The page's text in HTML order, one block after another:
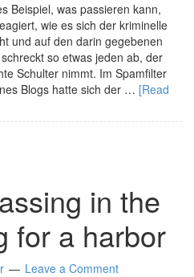
Beispiel, was passieren kann,
wie es sich der kriminelle
und auf den darin gegebenen
so etwas jeden ab, der
Schulter nimmt. Im Spamfilter
Blogs hatte sich der … [Read
in the
for a harbor
Leave a Comment